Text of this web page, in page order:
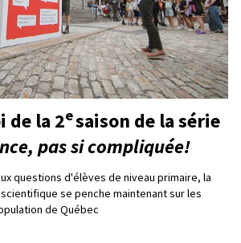
de la 2esaison de la série
pas si compliquée!
questions d'élèves de niveau primaire, la
se penche maintenant sur les
de Québec